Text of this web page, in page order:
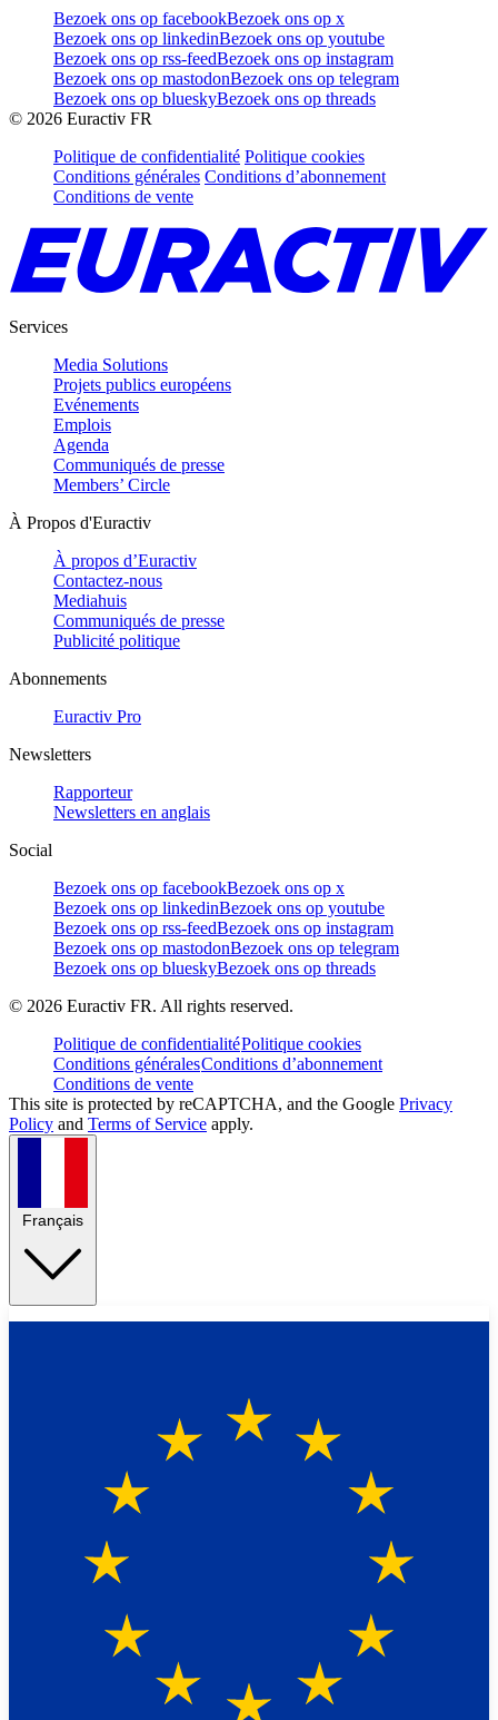
Bezoek ons op facebookBezoek ons op x
Bezoek ons op linkedinBezoek ons op youtube
Bezoek ons op rss-feedBezoek ons op instagram
Bezoek ons op mastodonBezoek ons op telegram
Bezoek ons op blueskyBezoek ons op threads
© 2026 Euractiv FR
Politique de confidentialité Politique cookies
Conditions générales Conditions d’abonnement
Conditions de vente
Services
Media Solutions
Projets publics européens
Evénements
Emplois
Agenda
Communiqués de presse
Members’ Circle
À Propos d'Euractiv
À propos d’Euractiv
Contactez-nous
Mediahuis
Communiqués de presse
Publicité politique
Abonnements
Euractiv Pro
Newsletters
Rapporteur
Newsletters en anglais
Social
Bezoek ons op facebookBezoek ons op x
Bezoek ons op linkedinBezoek ons op youtube
Bezoek ons op rss-feedBezoek ons op instagram
Bezoek ons op mastodonBezoek ons op telegram
Bezoek ons op blueskyBezoek ons op threads
© 2026 Euractiv FR. All rights reserved.
Politique de confidentialitéPolitique cookies
Conditions généralesConditions d’abonnement
Conditions de vente
This site is protected by reCAPTCHA, and the Google Privacy
Policy and Terms of Service apply.
Français